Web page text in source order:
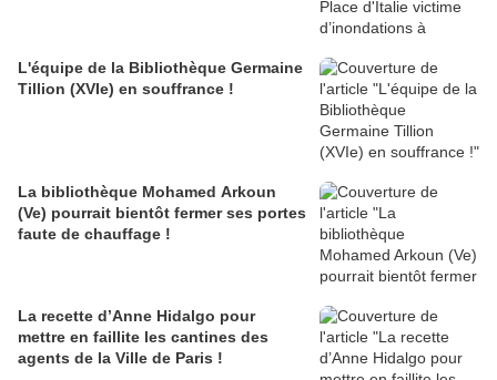
L'équipe de la Bibliothèque Germaine
Tillion (XVIe) en souffrance !
La bibliothèque Mohamed Arkoun
(Ve) pourrait bientôt fermer ses portes
faute de chauffage !
La recette d’Anne Hidalgo pour
mettre en faillite les cantines des
agents de la Ville de Paris !